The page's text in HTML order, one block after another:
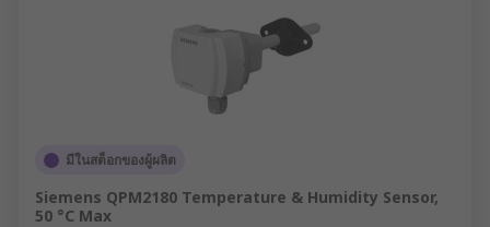
มีในสต็อกของผู้ผลิต
Siemens QPM2180 Temperature & Humidity Sensor,
50 °C Max